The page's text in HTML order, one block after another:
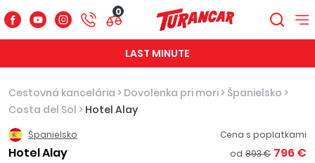
0
LAST MINUTE
Cestovná kancelária > Dovolenka pri mori > Španielsko >
Costa del Sol > Hotel Alay
Španielsko
Hotel Alay
Cena s poplatkami
od 893 € 796 €